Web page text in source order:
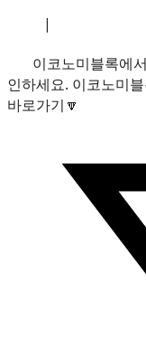
|
이코노미블록에
인하세요. 이코노미
바로가기🔽